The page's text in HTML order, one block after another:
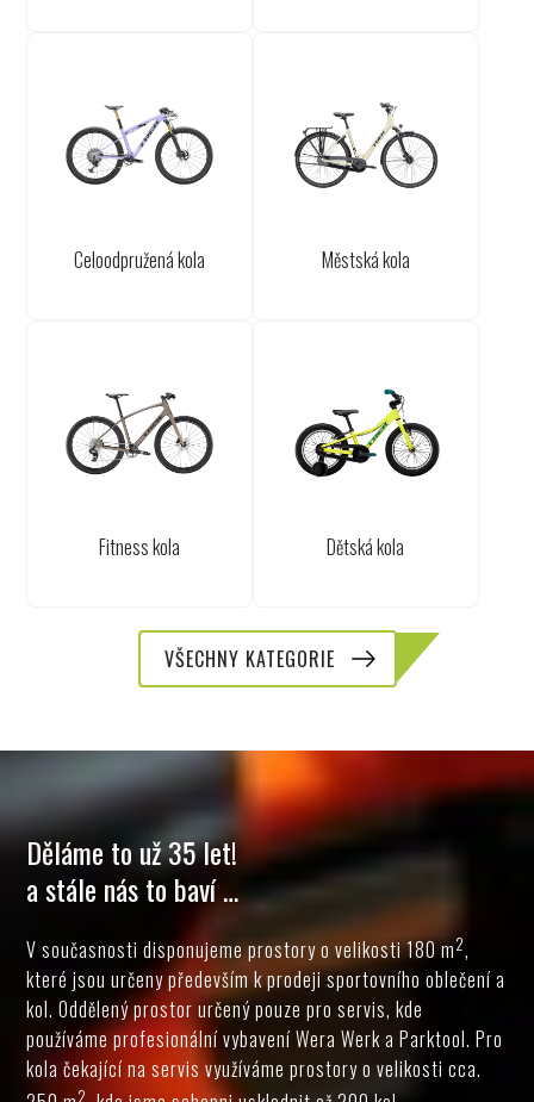
Celoodpružená kola Městská kola
Fitness kola Dětská kola
VŠECHNY KATEGORIE
Děláme to už 35 let!
a stále nás to baví …
V současnosti disponujeme prostory o velikosti 180 m2,
které jsou určeny především k prodeji sportovního oblečení a
kol. Oddělený prostor určený pouze pro servis, kde
používáme profesionální vybavení Wera Werk a Parktool. Pro
kola čekající na servis využíváme prostory o velikosti cca.
2